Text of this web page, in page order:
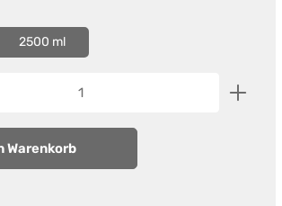
2500 ml
Gib den gewünschten Wert ein
Warenkorb